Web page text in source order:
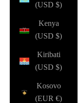
(USD $)
Kenya
(USD $)
Kiribati
(USD $)
Kosovo
(EUR €)